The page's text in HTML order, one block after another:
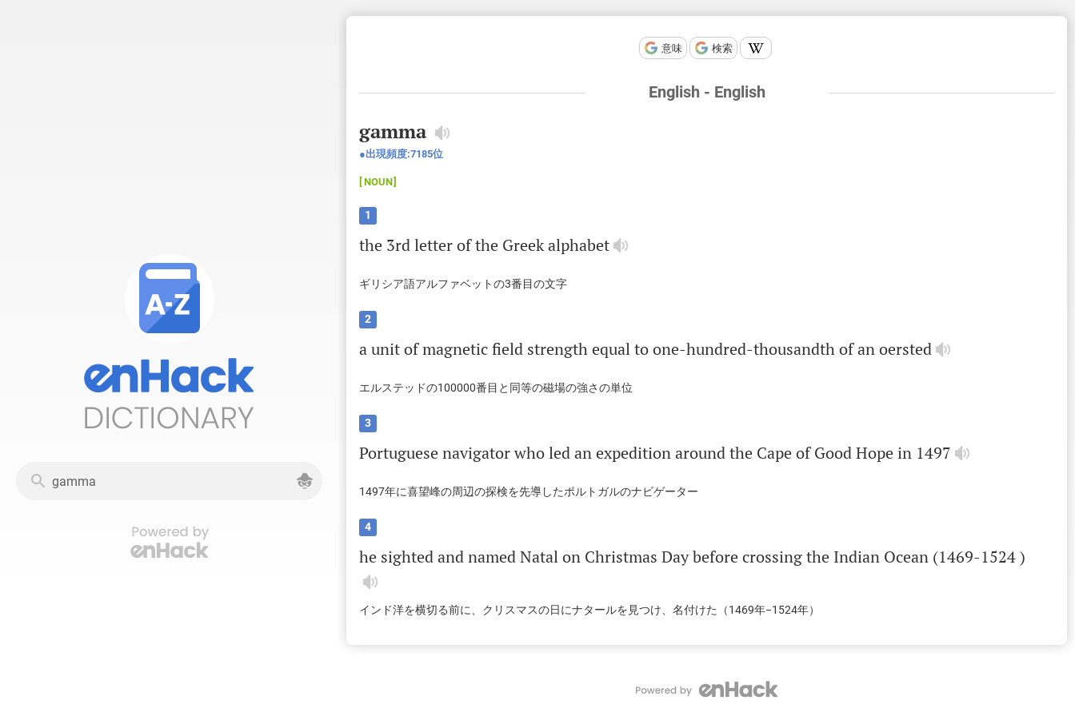
意味 検索
English - English
gamma
出現頻度:7185位
NOUN
1
the 3rdletterofthe Greekalphabet
ギリシア語アルファベットの3番目の文字
2
aunitofmagneticfield strengthequaltoone-hundred-thousandthofanoersted
エルステッドの100000番目と同等の磁場の強さの単位
3
Portuguese navigatorwholedanexpeditionaroundthe Cape of GoodHope in 1497
1497年に喜望峰の周辺の探検を先導したポルトガルのナビゲーター
4
he sightedandnamedNatalon Christmas Daybefore crossingthe Indian Ocean (1469-1524 )
インド洋を横切る前に、クリスマスの日にナタールを見つけ、名付けた（1469年−1524年）